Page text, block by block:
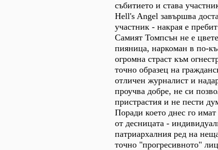
събитието и става
Hell's Angel завършва
участник - накрая е
Самият Томпсън не е
пияница, наркоман в по-
огромна страст към
точно образец на
отличен журналист и
проучва добре, не си
пристрастия и не пести
Поради което днес го
от десницата -
патриархалния ред на
точно "прогресивното"